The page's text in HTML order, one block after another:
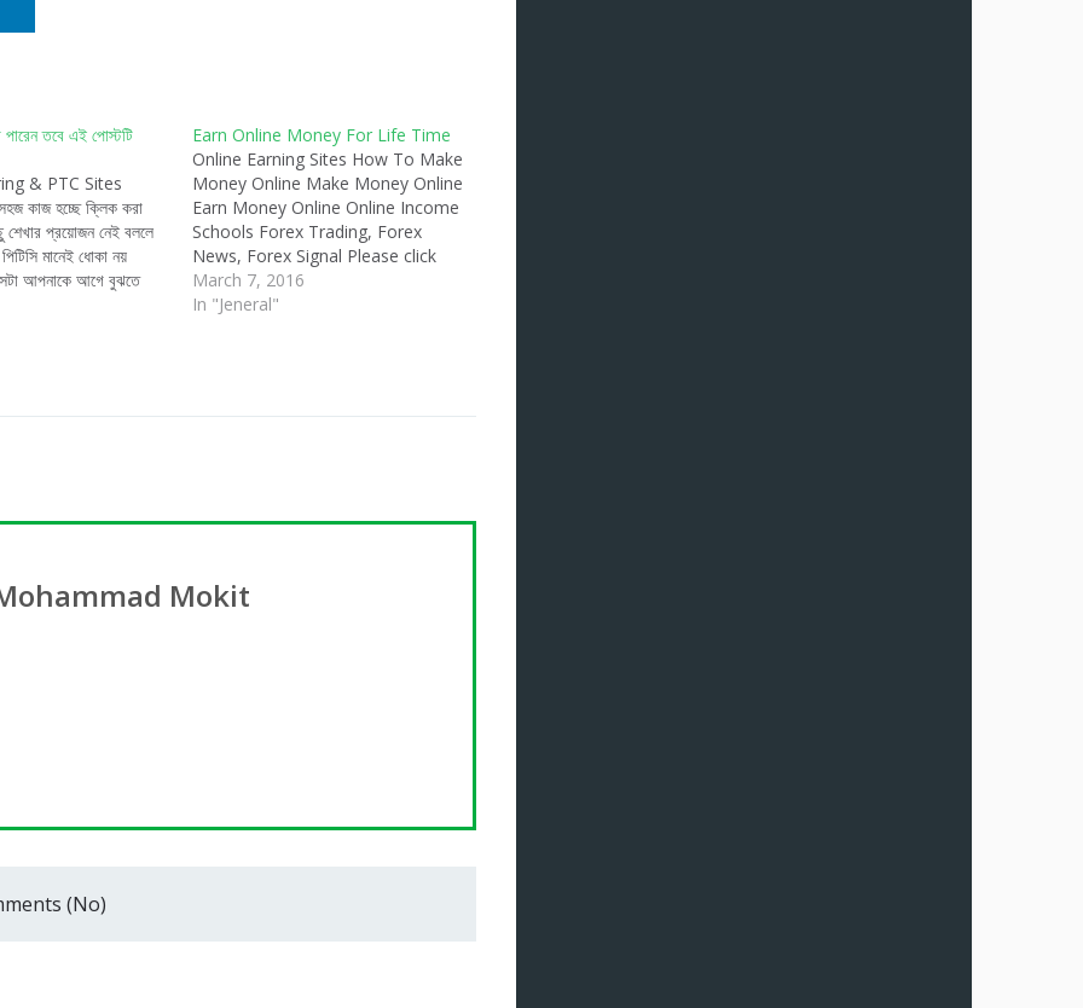
তবে এই পোস্টটি
& PTC Sites
কাজ হচ্ছে ক্লিক করা
প্রয়োজন নেই বললে
মানেই ধোকা নয়
আপনাকে আগে বুঝতে
Earn Online Money For Life Time
Online Earning Sites How To Make
Money Online Make Money Online
Earn Money Online Online Income
Schools Forex Trading, Forex
News, Forex Signal Please click
here
March 7, 2016
In "Jeneral"
Mokit
(No)